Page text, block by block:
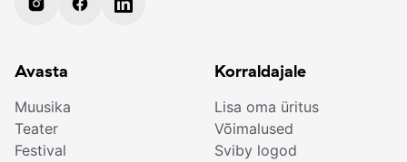
Avasta
Muusika
Teater
Festival
Korraldajale
Lisa oma üritus
Võimalused
Sviby logod